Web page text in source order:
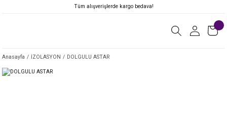
Tüm alışverişlerde kargo bedava!
Anasayfa İZOLASYON DOLGULU ASTAR